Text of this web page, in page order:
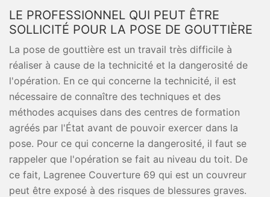
LE PROFESSIONNEL QUI PEUT ÊTRE
SOLLICITÉ POUR LA POSE DE GOUTTIÈRE
La pose de gouttière est un travail très difficile à
réaliser à cause de la technicité et la dangerosité de
l'opération. En ce qui concerne la technicité, il est
nécessaire de connaître des techniques et des
méthodes acquises dans des centres de formation
agréés par l'État avant de pouvoir exercer dans la
pose. Pour ce qui concerne la dangerosité, il faut se
rappeler que l'opération se fait au niveau du toit. De
ce fait, Lagrenee Couverture 69 qui est un couvreur
peut être exposé à des risques de blessures graves.